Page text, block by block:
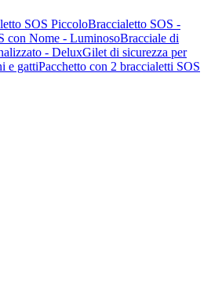
SOS PiccoloBraccialetto SOS -
con Nome - LuminosoBracciale di
- DeluxGilet di sicurezza per
e gattiPacchetto con 2 braccialetti SOS